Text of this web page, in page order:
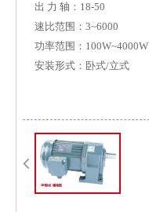
出 力 轴：18-50
速比范围：3~6000
功率范围：100W~4000W
安装形式：卧式/立式